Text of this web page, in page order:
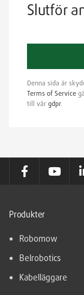
Slutför
Please
Denna sida är
Terms of Service
till vår gdpr.
Produkter
Robomow
Belrobotics
Kabelläggare